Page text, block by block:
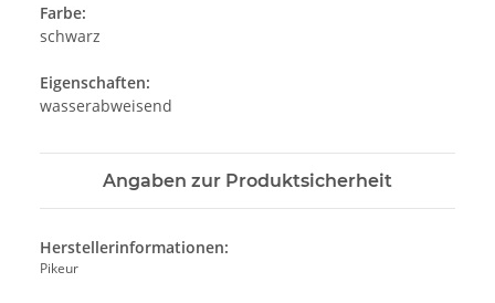
Farbe:
schwarz
Eigenschaften:
wasserabweisend
Angaben zur Produktsicherheit
Herstellerinformationen:
Pikeur